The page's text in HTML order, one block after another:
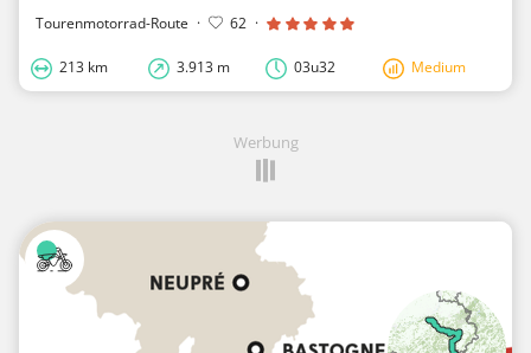
Tourenmotorrad-Route · 62 ·
213 km 3.913 m 03u32 Medium
Werbung